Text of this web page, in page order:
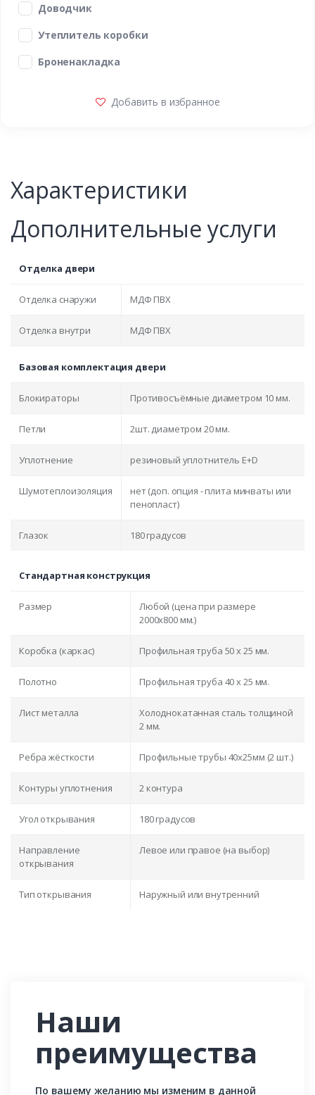
Доводчик
Утеплитель коробки
Броненакладка
Добавить в избранное
Характеристики
Дополнительные услуги
Отделка двери
Отделка снаружи МДФ ПВХ
Отделка внутри МДФ ПВХ
Базовая комплектация двери
Блокираторы Противосъёмные диаметром 10 мм.
Петли 2шт. диаметром 20 мм.
Уплотнение резиновый уплотнитель E+D
Шумотеплоизоляция
нет (доп. опция - плита минваты или
пенопласт)
Глазок 180 градусов
Стандартная конструкция
Размер
Любой (цена при размере
2000x800 мм.)
Коробка (каркас) Профильная труба 50 х 25 мм.
Полотно Профильная труба 40 х 25 мм.
Лист металла
Холоднокатанная сталь толщиной
2 мм.
Ребра жёсткости Профильные трубы 40х25мм (2 шт.)
Контуры уплотнения 2 контура
Угол открывания 180 градусов
Направление
открывания
Левое или правое (на выбор)
Тип открывания Наружный или внутренний
Наши
преимущества
По вашему желанию мы изменим в данной